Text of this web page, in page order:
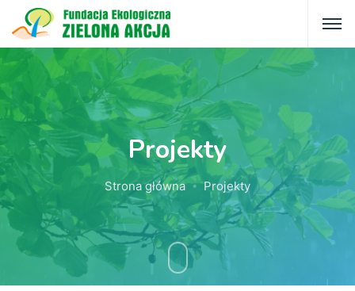
Projekty
Strona główna Projekty